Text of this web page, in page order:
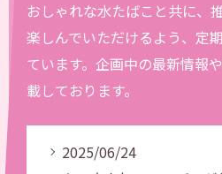
おしゃれな水たばこと共に、
楽しんでいただけるよう、定
ています。企画中の最新情報
載しております。
2025/06/24